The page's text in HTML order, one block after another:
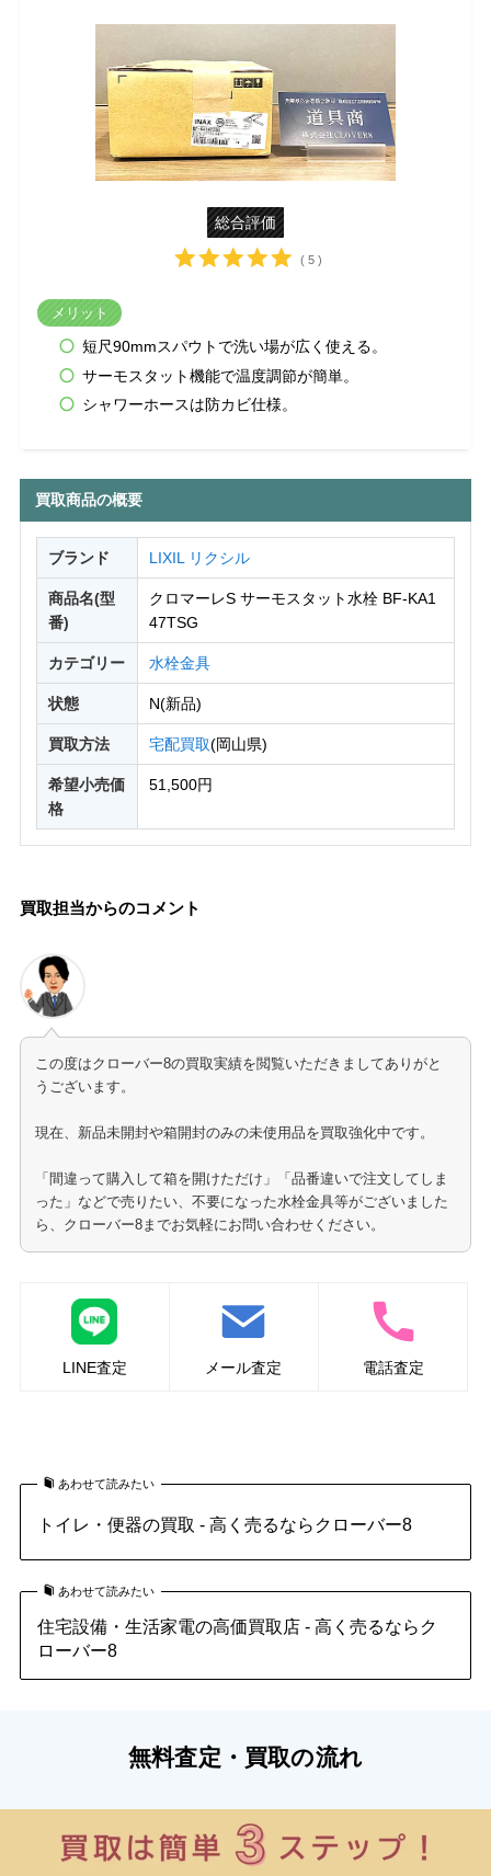
総合評価
( 5 )
メリット
短尺90mmスパウトで洗い場が広く使える。
サーモスタット機能で温度調節が簡単。
シャワーホースは防カビ仕様。
買取商品の概要
ブランド LIXIL リクシル
商品名(型
番)
クロマーレS サーモスタット水栓 BF-KA1
47TSG
カテゴリー 水栓金具
状態 N(新品)
買取方法 宅配買取(岡山県)
希望小売価
格
51,500円
買取担当からのコメント
この度はクローバー8の買取実績を閲覧いただきましてありがと
うございます。
現在、新品未開封や箱開封のみの未使用品を買取強化中です。
「間違って購入して箱を開けただけ」「品番違いで注文してしま
った」などで売りたい、不要になった水栓金具等がございました
ら、クローバー8までお気軽にお問い合わせください。
LINE査定 メール査定 電話査定
あわせて読みたい
トイレ・便器の買取 - 高く売るならクローバー8
あわせて読みたい
住宅設備・生活家電の高価買取店 - 高く売るならク
ローバー8
無料査定・買取の流れ